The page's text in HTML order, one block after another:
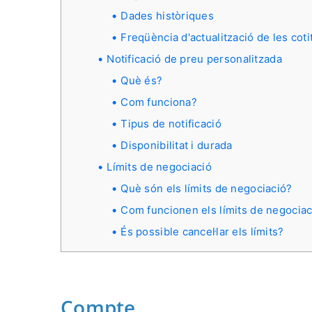
Dades històriques
Freqüència d'actualització de les
Notificació de preu personalitzada
Què és?
Com funciona?
Tipus de notificació
Disponibilitat i durada
Límits de negociació
Què són els límits de negociació?
Com funcionen els límits de
És possible cancel·lar els límits?